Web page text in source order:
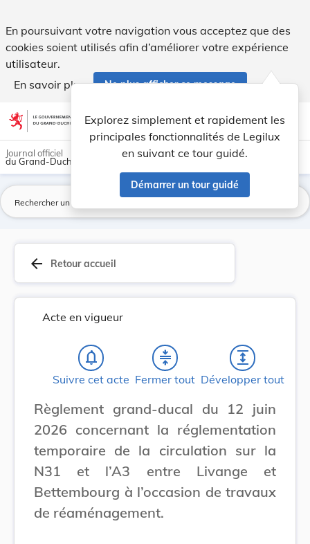
En poursuivant votre navigation vous acceptez que des
cookies soient utilisés afin d’améliorer votre expérience
utilisateur.
En savoir plus
Ne plus afficher ce message
Aller au contenu account_circle help Aide
Explorez simplement et rapidement les
principales fonctionnalités de Legilux
en suivant ce tour guidé.
Démarrer un tour guidé
light_mode dark_mode
Journal officiel
du Grand-Duché de Luxembourg
arrow_back Retour accueil
Acte en vigueur
notifications_none
Suivre cet acte
compress
Fermer tout
expand
Développer tout
Règlement grand-ducal du 12 juin
2026 concernant la réglementation
temporaire de la circulation sur la
N31 et l’A3 entre Livange et
Bettembourg à l’occasion de travaux
de réaménagement.